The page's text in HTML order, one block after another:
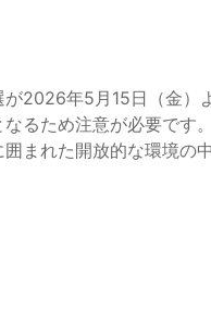
が2026年5月15日（金）
るため注意が必要です
囲まれた開放的な環境の